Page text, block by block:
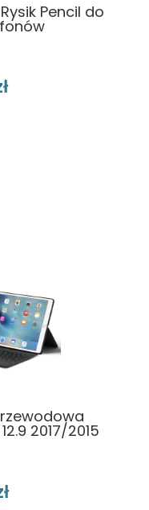
Pencil do
2017/2015